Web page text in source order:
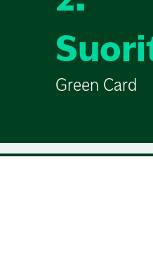
Green Card